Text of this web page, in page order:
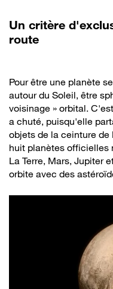
Un critère
route
Pour être une planète
autour du Soleil, être
voisinage » orbital.
a chuté, puisqu'elle
objets de la ceinture de
huit planètes officielles
La Terre, Mars, Jupiter
orbite avec des